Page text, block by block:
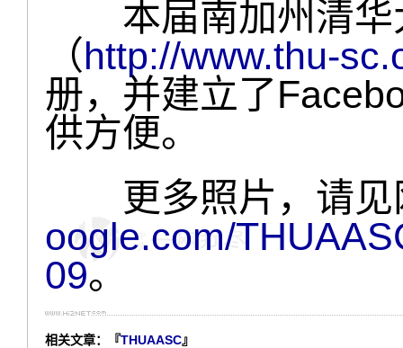
本届南加州清华
（http://www.thu-
册，并建立了
供方便。
更多照片，请见
oogle.com/
09。
相关文章：『THUAASC』